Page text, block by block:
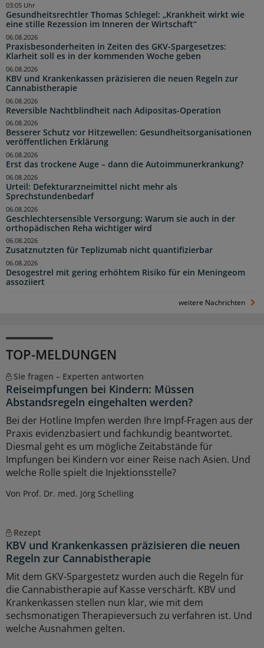
Gesundheitsrechtler Thomas Schlegel: „Krankheit wirkt wie
eine stille Rezession im Inneren der Wirtschaft“
03:05 Uhr
Praxisbesonderheiten in Zeiten des GKV-Spargesetzes:
Klarheit soll es in der kommenden Woche geben
06.08.2026
KBV und Krankenkassen präzisieren die neuen Regeln zur
Cannabistherapie
06.08.2026
Reversible Nachtblindheit nach Adipositas-Operation
06.08.2026
Besserer Schutz vor Hitzewellen: Gesundheitsorganisationen
veröffentlichen Erklärung
06.08.2026
Erst das trockene Auge – dann die Autoimmunerkrankung?
06.08.2026
Urteil: Defekturarzneimittel nicht mehr als
Sprechstundenbedarf
06.08.2026
Geschlechtersensible Versorgung: Warum sie auch in der
orthopädischen Reha wichtiger wird
06.08.2026
Zusatznutzten für Teplizumab nicht quantifizierbar
06.08.2026
Desogestrel mit gering erhöhtem Risiko für ein Meningeom
assoziiert
06.08.2026
weitere Nachrichten
TOP-MELDUNGEN
Sie fragen – Experten antworten
Reiseimpfungen bei Kindern: Müssen
Abstandsregeln eingehalten werden?
Bei der Hotline Impfen werden Ihre Impf-Fragen aus der
Praxis evidenzbasiert und fachkundig beantwortet.
Diesmal geht es um mögliche Zeitabstände für
Impfungen bei Kindern vor einer Reise nach Asien. Und
welche Rolle spielt die Injektionsstelle?
Von Prof. Dr. med. Jörg Schelling
Rezept
KBV und Krankenkassen präzisieren die neuen
Regeln zur Cannabistherapie
Mit dem GKV-Spargestetz wurden auch die Regeln für
die Cannabistherapie auf Kasse verschärft. KBV und
Krankenkassen stellen nun klar, wie mit dem
sechsmonatigen Therapieversuch zu verfahren ist. Und
welche Ausnahmen gelten.